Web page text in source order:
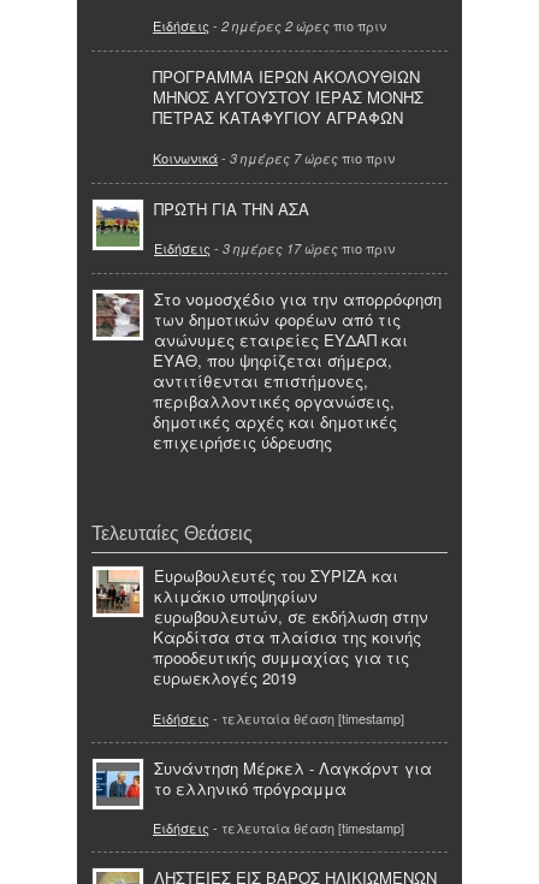
Ειδήσεις - 2 ημέρες 2 ώρες πιο πριν
ΠΡΟΓΡΑΜΜΑ ΙΕΡΩΝ ΑΚΟΛΟΥΘΙΩΝ
ΜΗΝΟΣ ΑΥΓΟΥΣΤΟΥ ΙΕΡΑΣ ΜΟΝΗΣ
ΠΕΤΡΑΣ ΚΑΤΑΦΥΓΙΟΥ ΑΓΡΑΦΩΝ
Κοινωνικά- 3 ημέρες 7 ώρες πιο πριν
ΠΡΩΤΗ ΓΙΑ ΤΗΝ ΑΣΑ
Ειδήσεις - 3 ημέρες 17 ώρες πιο πριν
Στο νομοσχέδιο για την απορρόφηση
των δημοτικών φορέων από τις
ανώνυμες εταιρείες ΕΥΔΑΠ και
ΕΥΑΘ, που ψηφίζεται σήμερα,
αντιτίθενται επιστήμονες,
περιβαλλοντικές οργανώσεις,
δημοτικές αρχές και δημοτικές
επιχειρήσεις ύδρευσης
Τελευταίες Θεάσεις
Ευρωβουλευτές του ΣΥΡΙΖΑ και
κλιμάκιο υποψηφίων
ευρωβουλευτών, σε εκδήλωση στην
Καρδίτσα στα πλαίσια της κοινής
προοδευτικής συμμαχίας για τις
ευρωεκλογές 2019
Ειδήσεις - τελευταία θέαση [timestamp]
Συνάντηση Μέρκελ - Λαγκάρντ για
το ελληνικό πρόγραμμα
Ειδήσεις - τελευταία θέαση [timestamp]
ΛΗΣΤΕΙΕΣ ΕΙΣ ΒΑΡΟΣ ΗΛΙΚΙΩΜΕΝΩΝ